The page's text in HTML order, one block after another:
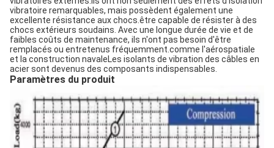
vibratoire remarquables, mais possèdent également une
excellente résistance aux chocs.être capable de résister à des
chocs extérieurs soudains. Avec une longue durée de vie et de
faibles coûts de maintenance, ils n'ont pas besoin d'être
remplacés ou entretenus fréquemment.comme l'aérospatiale
et la construction navaleLes isolants de vibration des câbles en
acier sont devenus des composants indispensables.
Paramètres du produit